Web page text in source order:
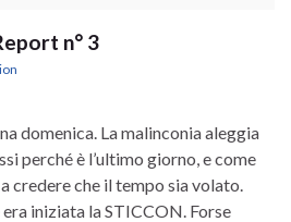
n° 3
domenica. La malinconia aleggia
perché è l’ultimo giorno, e come
credere che il tempo sia volato.
iniziata la STICCON. Forse